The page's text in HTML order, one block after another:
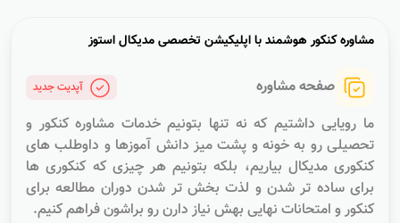
مشاوره کنکور هوشمند با اپلیکیشن تخصصى مدیکال استوز
صفحه مشاوره آپدیت جدید
ما رویایی داشتیم که نه تنها بتونیم خدمات مشاوره کنکور و
تحصیلی رو به خونه و پشت میز دانش آموزها و داوطلب های
کنکوری مدیکال بیاریم، بلکه بتونیم هر چیزی که کنکوری ها
برای ساده تر شدن و لذت بخش تر شدن دوران مطالعه برای
کنکور و امتحانات نهایی بهش نیاز دارن رو براشون فراهم کنیم.